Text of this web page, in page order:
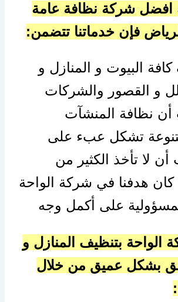
افضل شركة نظافة عامة
فإن خدماتنا تتضمن:
البيوت و المنازل و
و القصور والشركات
أن نظافة المنشآت
تشكل عبء على
أن لا تأخذ الكثير من
كان هدفنا في شركة الواحة
على أكمل وجه
الواحة بتنظيف المنازل و
بشكل عميق من خلال